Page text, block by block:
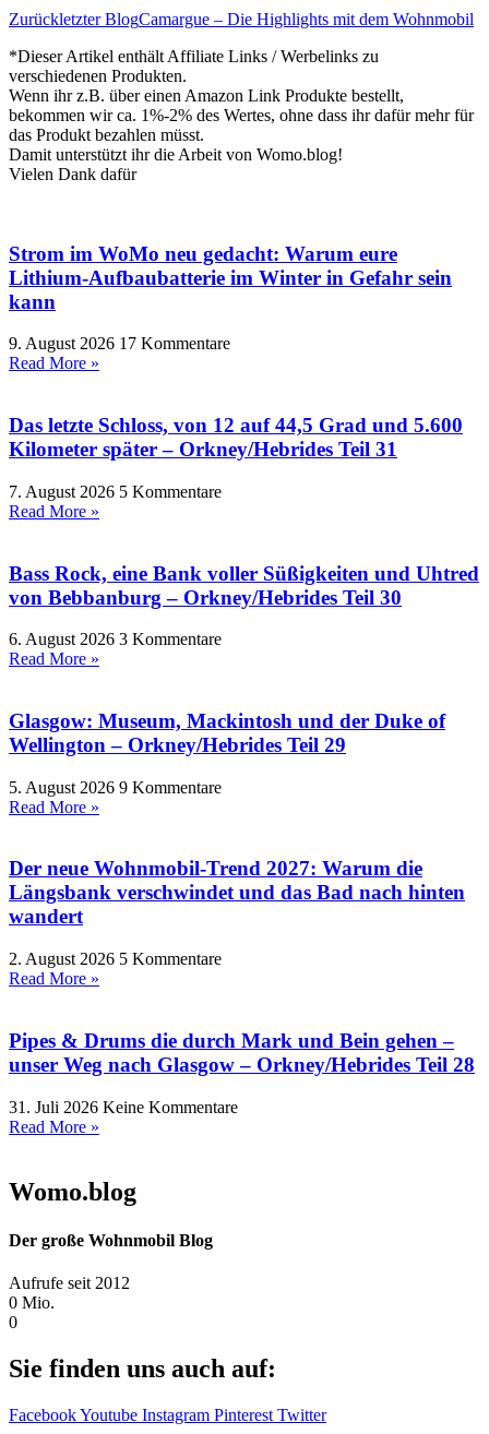
Zurückletzter BlogCamargue – Die Highlights mit dem Wohnmobil
*Dieser Artikel enthält Affiliate Links / Werbelinks zu
verschiedenen Produkten.
Wenn ihr z.B. über einen Amazon Link Produkte bestellt,
bekommen wir ca. 1%-2% des Wertes, ohne dass ihr dafür mehr für
das Produkt bezahlen müsst.
Damit unterstützt ihr die Arbeit von Womo.blog!
Vielen Dank dafür
Strom im WoMo neu gedacht: Warum eure
Lithium-Aufbaubatterie im Winter in Gefahr sein
kann
9. August 2026 17 Kommentare
Read More »
Das letzte Schloss, von 12 auf 44,5 Grad und 5.600
Kilometer später – Orkney/Hebrides Teil 31
7. August 2026 5 Kommentare
Read More »
Bass Rock, eine Bank voller Süßigkeiten und Uhtred
von Bebbanburg – Orkney/Hebrides Teil 30
6. August 2026 3 Kommentare
Read More »
Glasgow: Museum, Mackintosh und der Duke of
Wellington – Orkney/Hebrides Teil 29
5. August 2026 9 Kommentare
Read More »
Der neue Wohnmobil-Trend 2027: Warum die
Längsbank verschwindet und das Bad nach hinten
wandert
2. August 2026 5 Kommentare
Read More »
Pipes & Drums die durch Mark und Bein gehen –
unser Weg nach Glasgow – Orkney/Hebrides Teil 28
31. Juli 2026 Keine Kommentare
Read More »
Womo.blog
Der große Wohnmobil Blog​
Aufrufe seit 2012
0 Mio.
0
Sie finden uns auch auf:
FacebookYoutube Instagram Pinterest Twitter